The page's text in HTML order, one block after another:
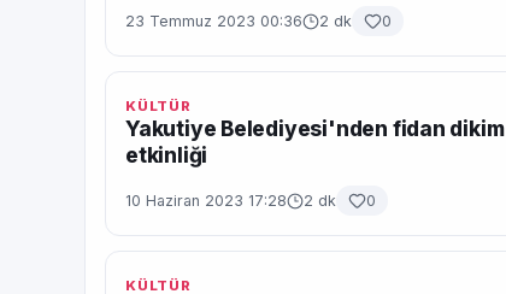
23 Temmuz 2023 00:36 2 dk 0
KÜLTÜR
Yakutiye Belediyesi'nden fidan dikim
etkinliği
10 Haziran 2023 17:28 2 dk 0
KÜLTÜR